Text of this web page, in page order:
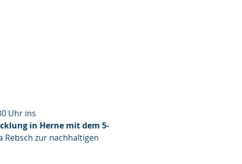
Uhr ins
in Herne mit dem 5-
Rebsch zur nachhaltigen